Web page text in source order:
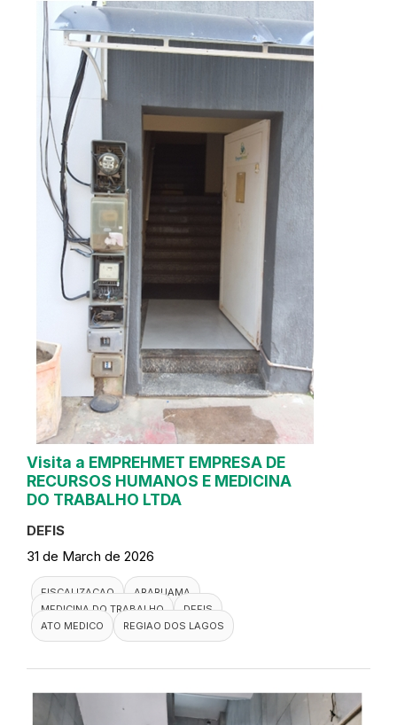
Visita a EMPREHMET EMPRESA DE
RECURSOS HUMANOS E MEDICINA
DO TRABALHO LTDA
DEFIS
31 de March de 2026
FISCALIZACAO
ARARUAMA
MEDICINA DO TRABALHO
DEFIS
ATO MEDICO
REGIAO DOS LAGOS